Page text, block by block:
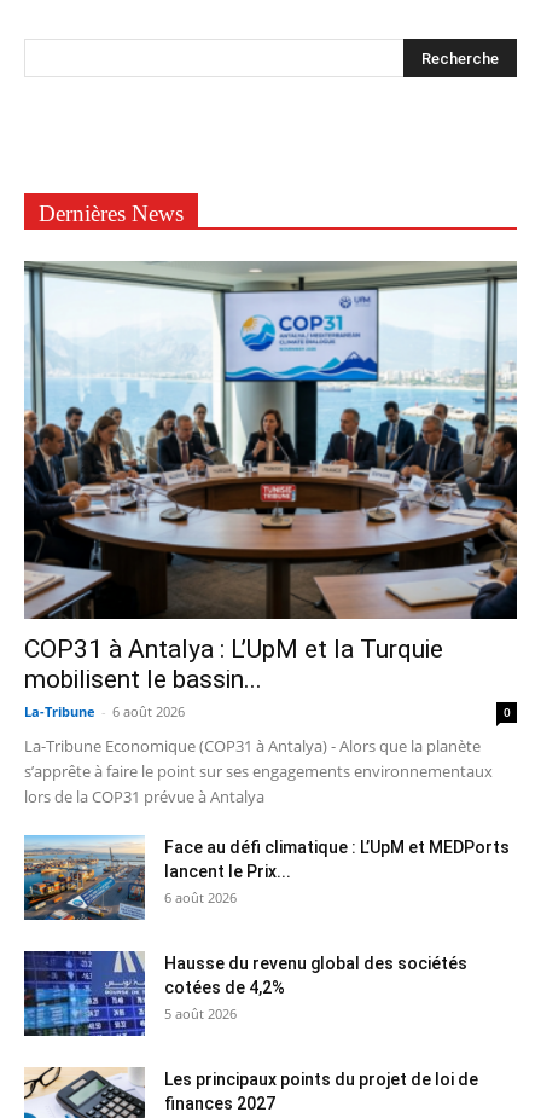
Dernières News
COP31 à Antalya : L’UpM et la Turquie
mobilisent le bassin...
La-Tribune - 6 août 2026 0
La-Tribune Economique (COP31 à Antalya) - Alors que la planète
s’apprête à faire le point sur ses engagements environnementaux
lors de la COP31 prévue à Antalya
Face au défi climatique : L’UpM et MEDPorts
lancent le Prix...
6 août 2026
Hausse du revenu global des sociétés
cotées de 4,2%
5 août 2026
Les principaux points du projet de loi de
finances 2027